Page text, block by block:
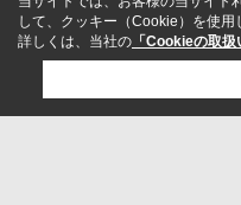
して、クッキー（Cookie）を使用
詳しくは、当社の 「Cookieの取扱